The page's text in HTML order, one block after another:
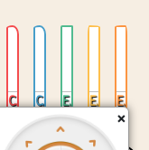
Chichen itza mexico Colosseum rome Eiffel toren Eiffel tower parijs Eiffeltoren in parijs
×